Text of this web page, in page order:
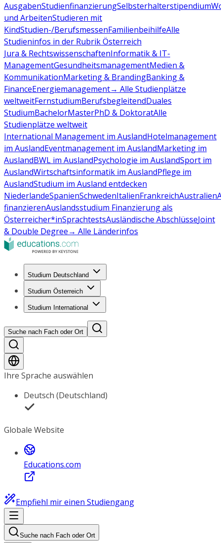
AusgabenStudienfinanzierungSelbsterhalterstipendium
und ArbeitenStudieren mit
KindStudien-/BerufsmessenFamilienbeihilfeAlle
Studieninfos in der Rubrik Österreich
Jura & RechtswissenschaftenInformatik & IT-
ManagementGesundheitsmanagementMedien &
KommunikationMarketing & BrandingBanking &
FinanceEnergiemanagement→ Alle Studienplätze
weltweitFernstudiumBerufsbegleitendDuales
StudiumBachelorMasterPhD & DoktoratAlle
Studienplätze weltweit
International Management im AuslandHotelmanagement
im AuslandEventmanagement im AuslandMarketing im
AuslandBWL im AuslandPsychologie im AuslandSport im
AuslandWirtschaftsinformatik im AuslandPflege im
AuslandStudium im Ausland entdecken
NiederlandeSpanienSchwedenItalienFrankreichAustralien
finanzierenAuslandsstudium Finanzierung als
Österreicher*inSprachtestsAusländische AbschlüsseJoint
& Double Degree→ Alle Länderinfos
Studium Deutschland
Studium Österreich
Studium International
Suche nach Fach oder Ort
Ihre Sprache auswählen
Deutsch (Deutschland)
Globale Website
Educations.com
Empfiehl mir einen Studiengang
Suche nach Fach oder Ort